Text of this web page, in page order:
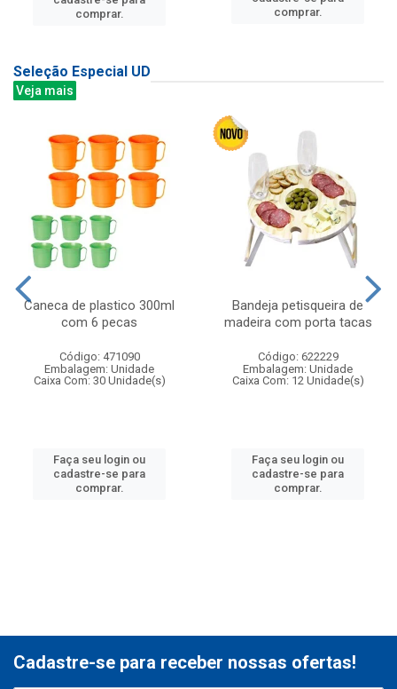
comprar.
comprar.
Seleção Especial UD
Veja mais
Caneca de plastico 300ml
com 6 pecas
Código: 471090
Embalagem: Unidade
Caixa Com: 30 Unidade(s)
Faça seu login ou
cadastre-se para
comprar.
Bandeja petisqueira de
madeira com porta tacas
Código: 622229
Embalagem: Unidade
Caixa Com: 12 Unidade(s)
Faça seu login ou
cadastre-se para
comprar.
Cadastre-se para receber nossas ofertas!